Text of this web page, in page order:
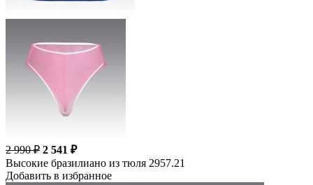
2 990 ₽ 2 541 ₽
Высокие бразилиано из тюля 2957.21
Добавить в избранное